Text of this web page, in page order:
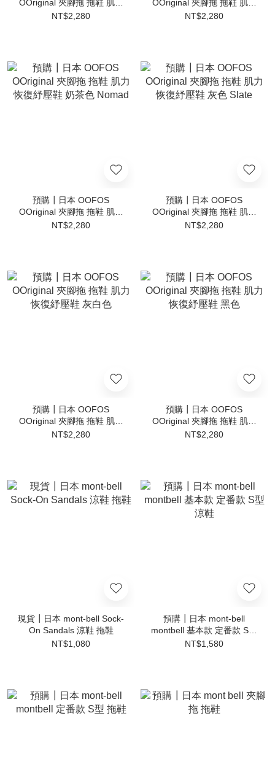
OOriginal 夾腳拖 拖鞋 肌力
恢復紓壓鞋 綠色
NT$2,280
OOriginal 夾腳拖 拖鞋 肌力
恢復紓壓鞋 粉紅色
NT$2,280
預購┃日本 OOFOS
OOriginal 夾腳拖 拖鞋 肌力
恢復紓壓鞋 奶茶色 Nomad
NT$2,280
預購┃日本 OOFOS
OOriginal 夾腳拖 拖鞋 肌力
恢復紓壓鞋 灰色 Slate
NT$2,280
預購┃日本 OOFOS
OOriginal 夾腳拖 拖鞋 肌力
恢復紓壓鞋 灰白色
NT$2,280
預購┃日本 OOFOS
OOriginal 夾腳拖 拖鞋 肌力
恢復紓壓鞋 黑色
NT$2,280
現貨┃日本 mont-bell Sock-
On Sandals 涼鞋 拖鞋
NT$1,080
預購┃日本 mont-bell
montbell 基本款 定番款 S型
涼鞋
NT$1,580